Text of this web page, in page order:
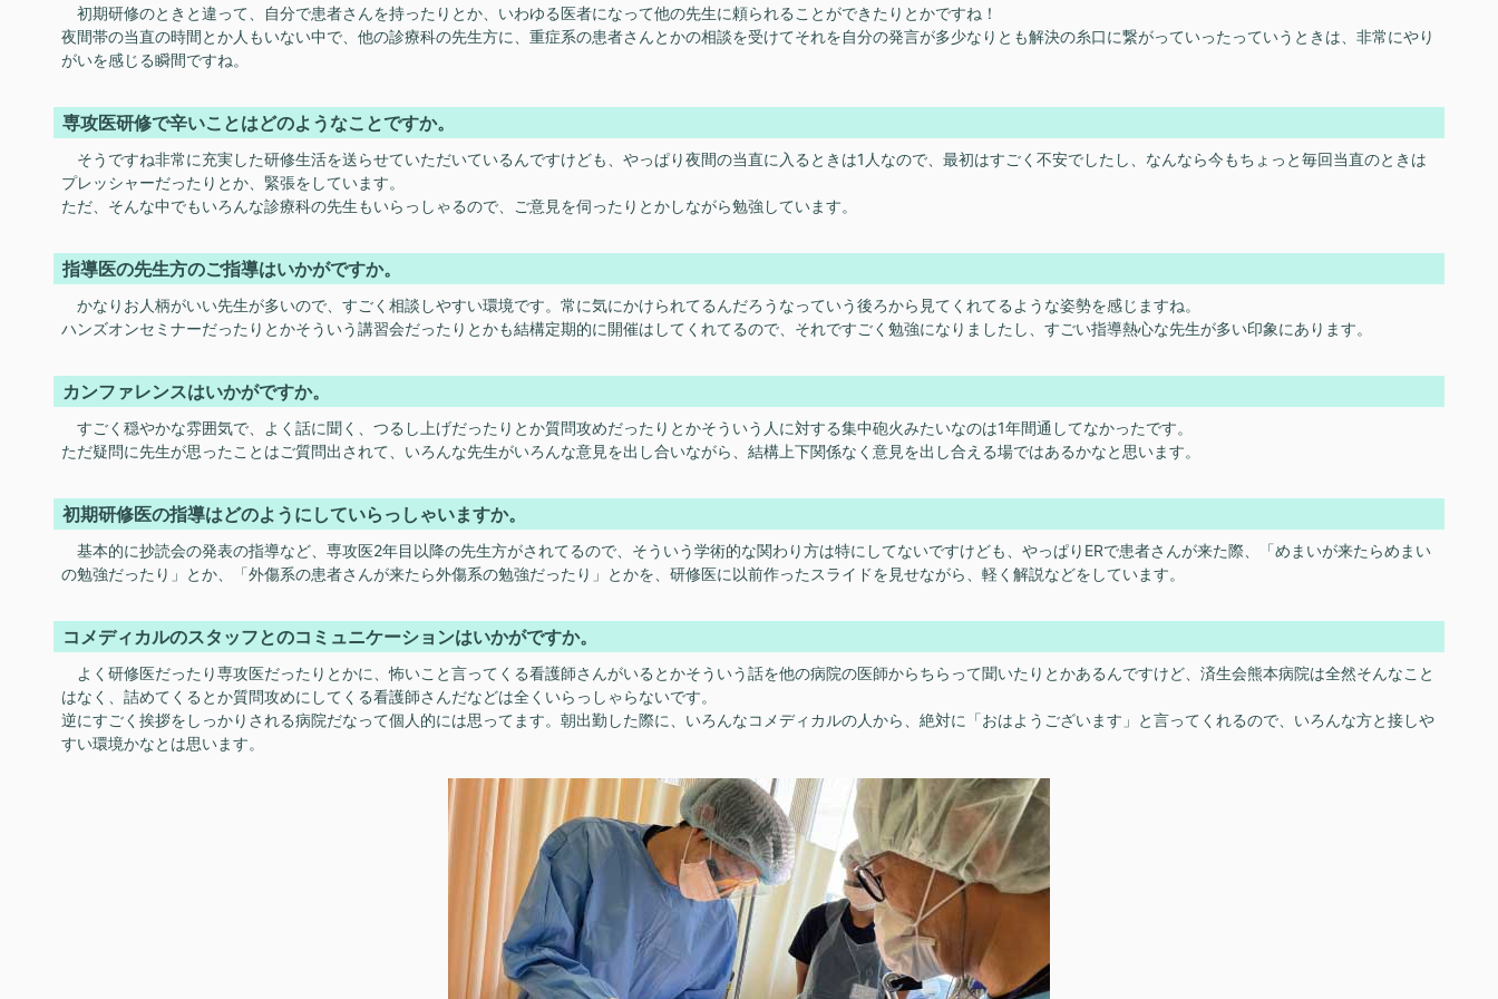
初期研修のときと違って、自分で患者さんを持ったりとか、いわゆる医者になって他の先生に頼られることができたりとかですね！
夜間帯の当直の時間とか人もいない中で、他の診療科の先生方に、重症系の患者さんとかの相談を受けてそれを自分の発言が多少なりとも解決の糸口に繋がっていったっていうときは、非常にやり
がいを感じる瞬間ですね。
専攻医研修で辛いことはどのようなことですか。
そうですね非常に充実した研修生活を送らせていただいているんですけども、やっぱり夜間の当直に入るときは1人なので、最初はすごく不安でしたし、なんなら今もちょっと毎回当直のときは
プレッシャーだったりとか、緊張をしています。
ただ、そんな中でもいろんな診療科の先生もいらっしゃるので、ご意見を伺ったりとかしながら勉強しています。
指導医の先生方のご指導はいかがですか。
かなりお人柄がいい先生が多いので、すごく相談しやすい環境です。常に気にかけられてるんだろうなっていう後ろから見てくれてるような姿勢を感じますね。
ハンズオンセミナーだったりとかそういう講習会だったりとかも結構定期的に開催はしてくれてるので、それですごく勉強になりましたし、すごい指導熱心な先生が多い印象にあります。
カンファレンスはいかがですか。
すごく穏やかな雰囲気で、よく話に聞く、つるし上げだったりとか質問攻めだったりとかそういう人に対する集中砲火みたいなのは1年間通してなかったです。
ただ疑問に先生が思ったことはご質問出されて、いろんな先生がいろんな意見を出し合いながら、結構上下関係なく意見を出し合える場ではあるかなと思います。
初期研修医の指導はどのようにしていらっしゃいますか。
基本的に抄読会の発表の指導など、専攻医2年目以降の先生方がされてるので、そういう学術的な関わり方は特にしてないですけども、やっぱりERで患者さんが来た際、「めまいが来たらめまい
の勉強だったり」とか、「外傷系の患者さんが来たら外傷系の勉強だったり」とかを、研修医に以前作ったスライドを見せながら、軽く解説などをしています。
コメディカルのスタッフとのコミュニケーションはいかがですか。
よく研修医だったり専攻医だったりとかに、怖いこと言ってくる看護師さんがいるとかそういう話を他の病院の医師からちらって聞いたりとかあるんですけど、済生会熊本病院は全然そんなこと
はなく、詰めてくるとか質問攻めにしてくる看護師さんだなどは全くいらっしゃらないです。
逆にすごく挨拶をしっかりされる病院だなって個人的には思ってます。朝出勤した際に、いろんなコメディカルの人から、絶対に「おはようございます」と言ってくれるので、いろんな方と接しや
すい環境かなとは思います。